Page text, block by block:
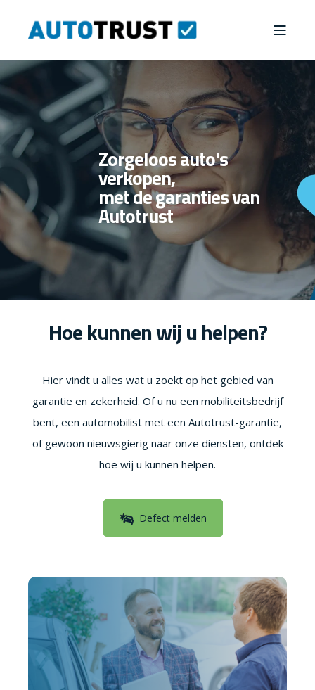
Zorgeloos auto's
verkopen,
met de garanties van
Autotrust
Hoe kunnen wij u helpen?
Hier vindt u alles wat u zoekt op het gebied van
garantie en zekerheid. Of u nu een mobiliteitsbedrijf
bent, een automobilist met een Autotrust-garantie,
of gewoon nieuwsgierig naar onze diensten, ontdek
hoe wij u kunnen helpen.
Defect melden